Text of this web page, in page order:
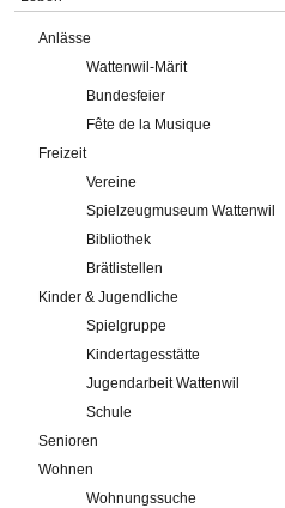
Anlässe
Wattenwil-Märit
Bundesfeier
Fête de la Musique
Freizeit
Vereine
Spielzeugmuseum Wattenwil
Bibliothek
Brätlistellen
Kinder & Jugendliche
Spielgruppe
Kindertagesstätte
Jugendarbeit Wattenwil
Schule
Senioren
Wohnen
Wohnungssuche